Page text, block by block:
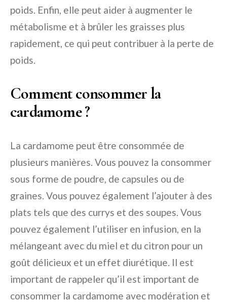
poids. Enfin, elle peut aider à augmenter le
métabolisme et à brûler les graisses plus
rapidement, ce qui peut contribuer à la perte de
poids.
Comment consommer la
cardamome ?
La cardamome peut être consommée de
plusieurs manières. Vous pouvez la consommer
sous forme de poudre, de capsules ou de
graines. Vous pouvez également l’ajouter à des
plats tels que des currys et des soupes. Vous
pouvez également l’utiliser en infusion, en la
mélangeant avec du miel et du citron pour un
goût délicieux et un effet diurétique. Il est
important de rappeler qu’il est important de
consommer la cardamome avec modération et